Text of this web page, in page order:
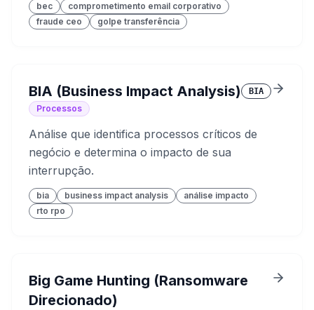
bec
comprometimento email corporativo
fraude ceo
golpe transferência
BIA (Business Impact Analysis) BIA
Processos
Análise que identifica processos críticos de
negócio e determina o impacto de sua
interrupção.
bia business impact analysis
análise impacto
rto rpo
Big Game Hunting (Ransomware
Direcionado)